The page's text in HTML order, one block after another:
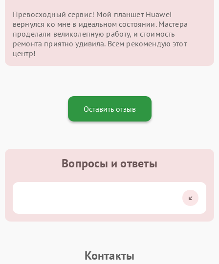
Превосходный сервис! Мой планшет Huawei
вернулся ко мне в идеальном состоянии. Мастера
проделали великолепную работу, и стоимость
ремонта приятно удивила. Всем рекомендую этот
центр!
Оставить отзыв
Вопросы и ответы
Контакты